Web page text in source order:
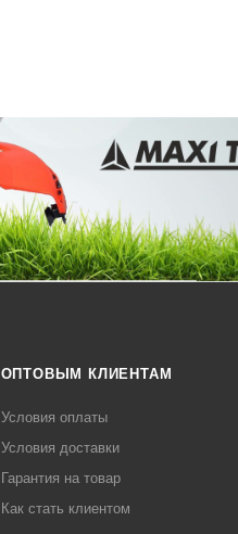
ОПТОВЫМ КЛИЕНТАМ
Условия оплаты
Условия доставки
Гарантия на товар
Как стать клиентом